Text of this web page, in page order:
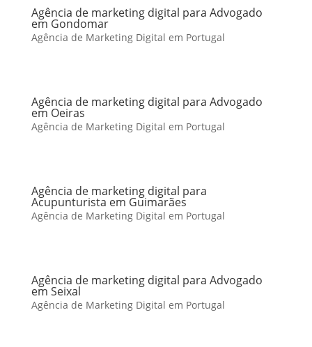
Agência de marketing digital para Advogado
em Gondomar
Agência de Marketing Digital em Portugal
Agência de marketing digital para Advogado
em Oeiras
Agência de Marketing Digital em Portugal
Agência de marketing digital para
Acupunturista em Guimarães
Agência de Marketing Digital em Portugal
Agência de marketing digital para Advogado
em Seixal
Agência de Marketing Digital em Portugal